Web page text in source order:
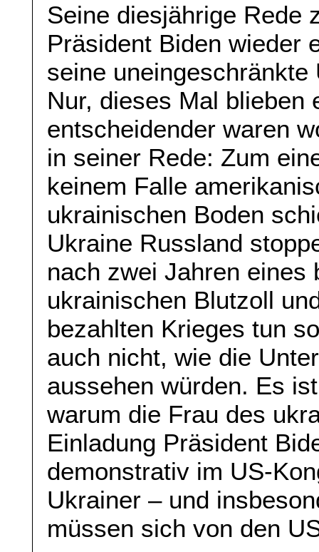
Seine diesjährige Rede
Präsident Biden wieder
seine
Nur, dieses Mal blieben
entscheidender waren
in seiner Rede: Zum
keinem Falle
ukrainischen Boden
Ukraine Russland
nach zwei Jahren eines
ukrainischen Blutzoll
bezahlten Krieges tun
auch nicht, wie die
aussehen würden. Es
warum die Frau des
Einladung Präsident
demonstrativ im US-
Ukrainer – und
müssen sich von den